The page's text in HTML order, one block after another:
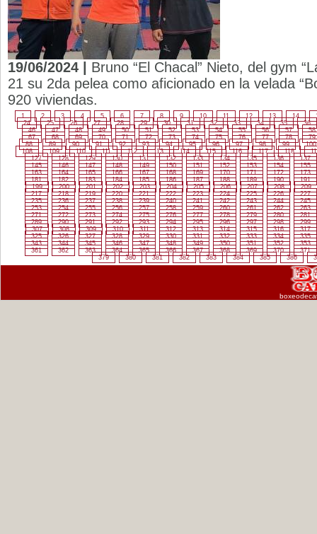
19/06/2024 | Bruno “El Chacal” Nieto, del gym
21 su 2da pelea como aficionado en la velada
920 viviendas.
1 2 3 4 5 6 7 8 9 10 11 12 13 14
24
25 26 27 28 29 30 31 32 33 34 35
36
46
47 48 49 50 51 52 53 54 55 56 57
58
67
68 69 70 71 72 73 74 75 76 77 78
79
88
89 90 91 92 93 94 95 96 97 98 99
100
108
109 110 111 112 113 114 115 116 117 118
127
128 129 130 131 132 133 134 135 136
137
145
146 147 148 149 150 151 152 153 154
155
163
164 165 166 167 168 169 170 171 172
173
181
182 183 184 185 186 187 188 189 190
191
199
200 201 202 203 204 205 206 207 208
209
217
218 219 220 221 222 223 224 225 226
227
235
236 237 238 239 240 241 242 243 244
245
253
254 255 256 257 258 259 260 261 262
263
271
272 273 274 275 276 277 278 279 280
281
289
290 291 292 293 294 295 296 297 298
299
307
308 309 310 311 312 313 314 315 316
317
325
326 327 328 329 330 331 332 333 334
335
343
344 345 346 347 348 349 350 351 352
353
361
362 363 364 365 366 367 368 369 370
371
379
380 381 382 383 384 385 386